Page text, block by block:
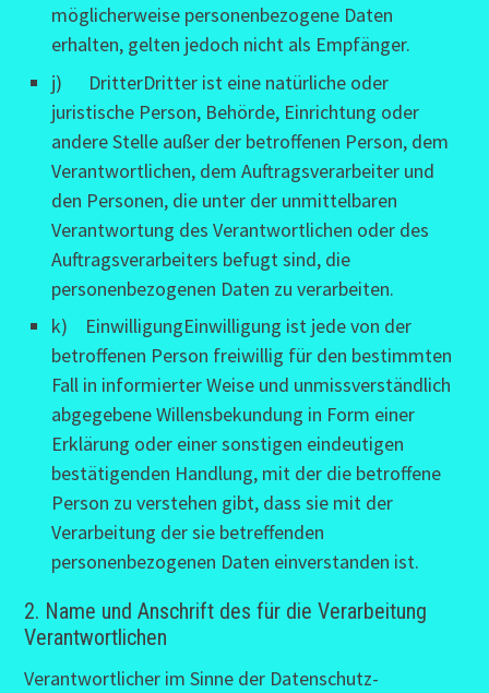
möglicherweise personenbezogene Daten
erhalten, gelten jedoch nicht als Empfänger.
j) DritterDritter ist eine natürliche oder
juristische Person, Behörde, Einrichtung oder
andere Stelle außer der betroffenen Person, dem
Verantwortlichen, dem Auftragsverarbeiter und
den Personen, die unter der unmittelbaren
Verantwortung des Verantwortlichen oder des
Auftragsverarbeiters befugt sind, die
personenbezogenen Daten zu verarbeiten.
k) EinwilligungEinwilligung ist jede von der
betroffenen Person freiwillig für den bestimmten
Fall in informierter Weise und unmissverständlich
abgegebene Willensbekundung in Form einer
Erklärung oder einer sonstigen eindeutigen
bestätigenden Handlung, mit der die betroffene
Person zu verstehen gibt, dass sie mit der
Verarbeitung der sie betreffenden
personenbezogenen Daten einverstanden ist.
2. Name und Anschrift des für die Verarbeitung
Verantwortlichen
Verantwortlicher im Sinne der Datenschutz-